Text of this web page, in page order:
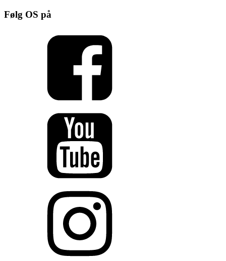
Følg OS på